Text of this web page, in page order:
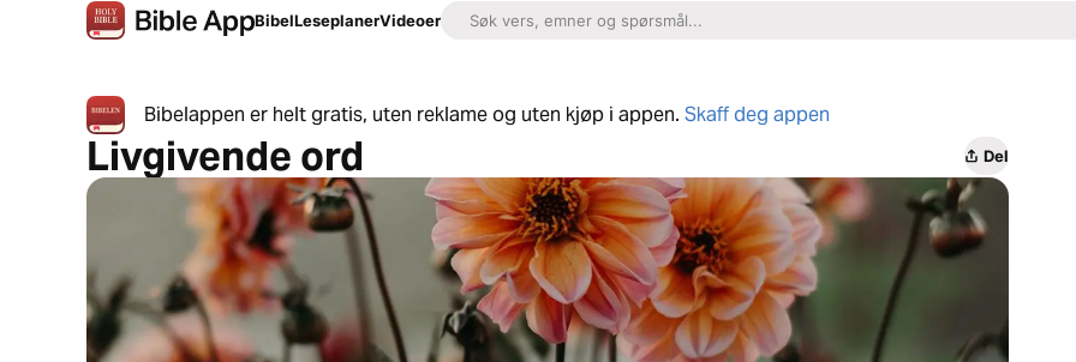
BibelLeseplanerVideoer
Bibelappen er helt gratis, uten reklame og uten kjøp i appen. Skaff deg appen
Livgivende ord Del